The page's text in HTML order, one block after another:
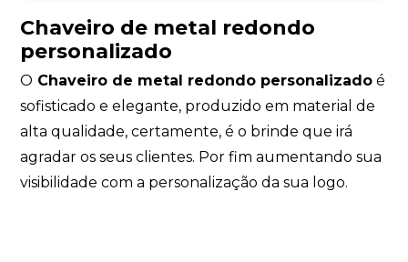
Chaveiro de metal redondo
personalizado
O Chaveiro de metal redondo personalizado é
sofisticado e elegante, produzido em material de
alta qualidade, certamente, é o brinde que irá
agradar os seus clientes. Por fim aumentando sua
visibilidade com a personalização da sua logo.